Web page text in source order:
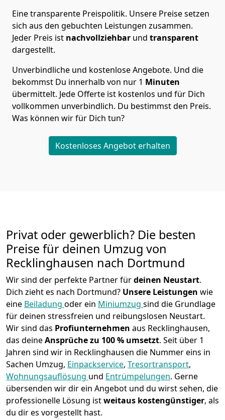
Eine transparente Preispolitik. Unsere Preise setzen
sich aus den gebuchten Leistungen zusammen.
Jeder Preis ist nachvollziehbar und transparent
dargestellt.
Unverbindliche und kostenlose Angebote. Und die
bekommst Du innerhalb von nur 1 Minuten
übermittelt. Jede Offerte ist kostenlos und für Dich
vollkommen unverbindlich. Du bestimmst den Preis.
Was können wir für Dich tun?
Kostenloses Angebot erhalten
Privat oder gewerblich? Die besten
Preise für deinen Umzug von
Recklinghausen nach Dortmund
Wir sind der perfekte Partner fürdeinen Neustart.
Dich zieht es nach Dortmund? Unsere Leistungen wie
eine Beiladung oder ein Miniumzug sind die Grundlage
für deinen stressfreien und reibungslosen Neustart.
Wir sind das Profiunternehmen aus Recklinghausen,
das deineAnsprüche zu 100 % umsetzt. Seit über 1
Jahren sind wir in Recklinghausen die Nummer eins in
Sachen Umzug, Einpackservice, Tresortransport,
Wohnungsauflösung und Entrümpelungen. Gerne
übersenden wir dir ein Angebot und du wirst sehen, die
professionelle Lösung istweitaus kostengünstiger, als
du dir es vorgestellt hast.